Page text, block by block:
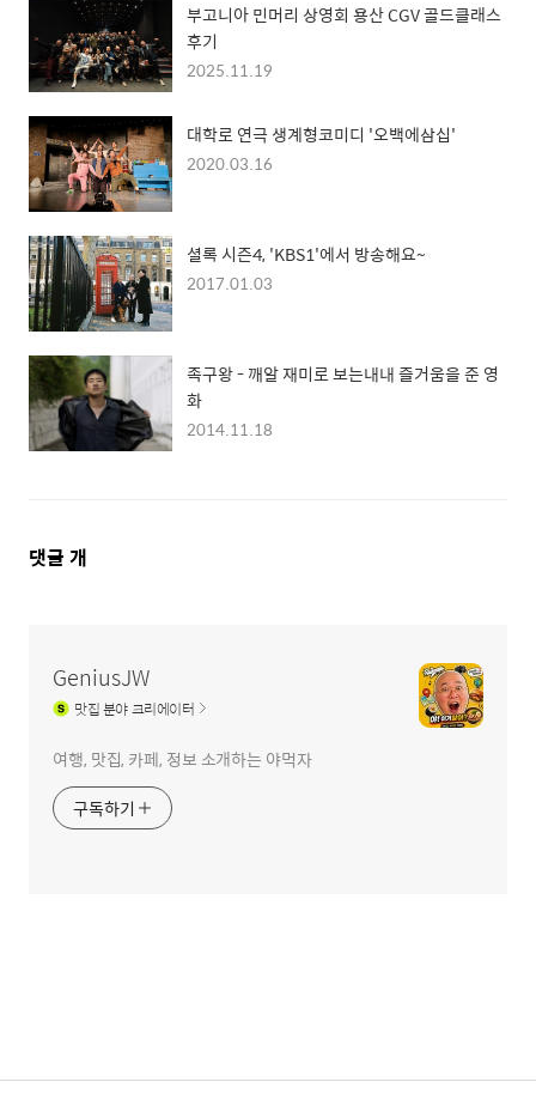
부고니아 민머리 상영회 용산 CGV 골드클래스
후기
2025.11.19
대학로 연극 생계형코미디 '오백에삼십'
2020.03.16
셜록 시즌4, 'KBS1'에서 방송해요~
2017.01.03
족구왕 - 깨알 재미로 보는내내 즐거움을 준 영
화
2014.11.18
댓
댓글 개
GeniusJW
맛집분야 크리에이터
여행, 맛집, 카페, 정보 소개하는 야먹자
구독하기